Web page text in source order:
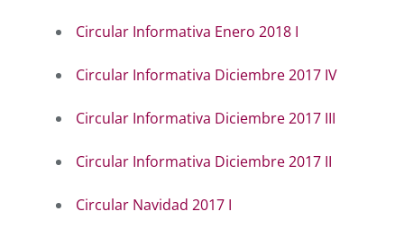
Circular Informativa Enero 2018 I
Circular Informativa Diciembre 2017 IV
Circular Informativa Diciembre 2017 III
Circular Informativa Diciembre 2017 II
Circular Navidad 2017 I